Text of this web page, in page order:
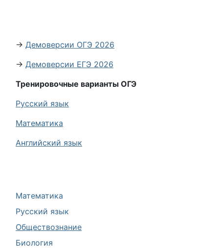
Математика
Русский язык
Обществознание
Биология
→ Демоверсии ОГЭ 2026
→ Демоверсии ЕГЭ 2026
Тренировочные варианты ОГЭ
Русский язык
Математика
Английский язык